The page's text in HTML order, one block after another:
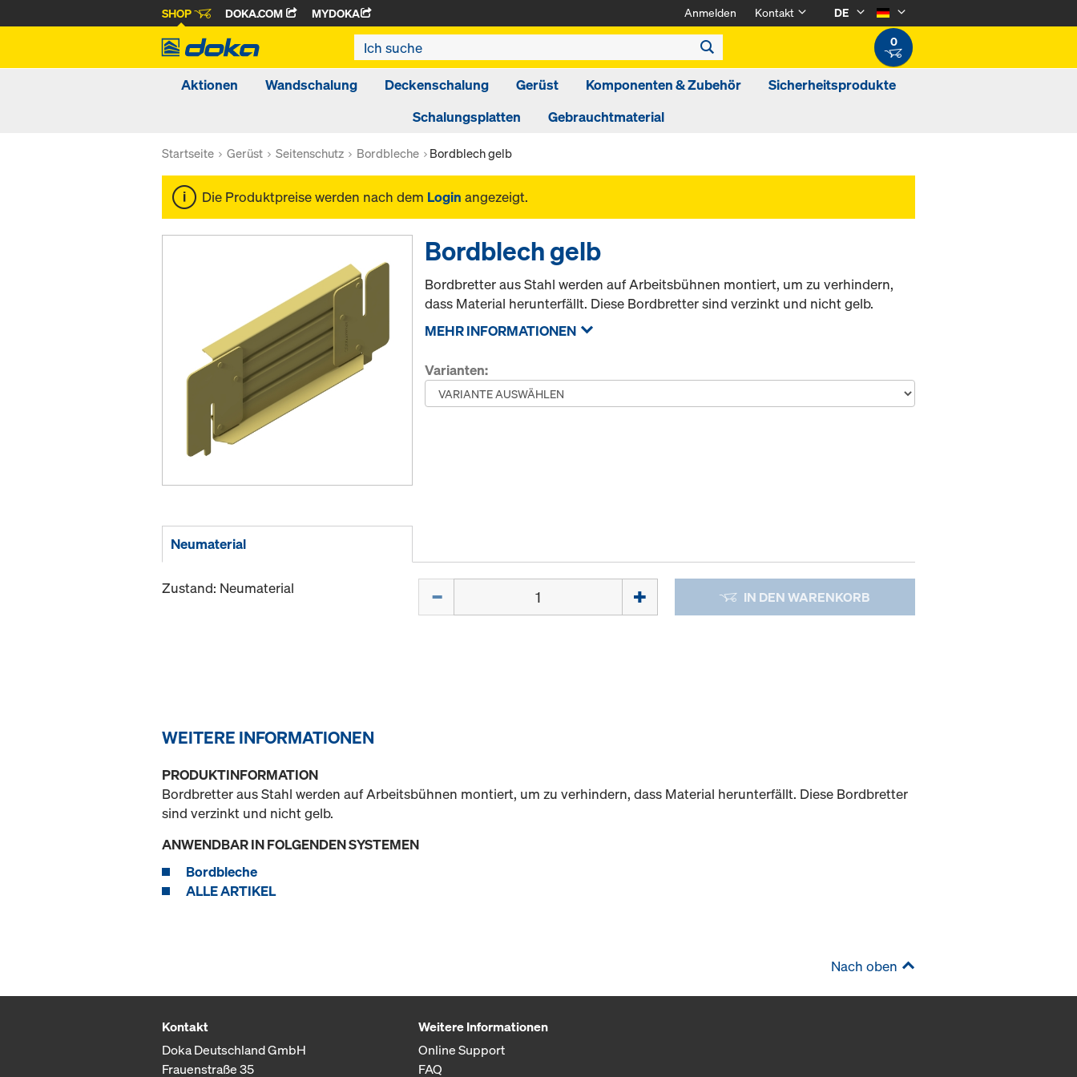
SHOP DOKA.COM MYDOKA Anmelden Kontakt
DE
0
Aktionen Wandschalung Deckenschalung Gerüst Komponenten & Zubehör
Sicherheitsprodukte
Schalungsplatten
Gebrauchtmaterial
Startseite Gerüst Seitenschutz Bordbleche Bordblech gelb
Die Produktpreise werden nach dem Login angezeigt.
Bordblech gelb
Bordbretter aus Stahl werden auf Arbeitsbühnen montiert, um zu verhindern,
dass Material herunterfällt. Diese Bordbretter sind verzinkt und nicht gelb.
MEHR INFORMATIONEN
Varianten:
Neumaterial
Zustand: Neumaterial IN DEN WARENKORB
WEITERE INFORMATIONEN
PRODUKTINFORMATION
Bordbretter aus Stahl werden auf Arbeitsbühnen montiert, um zu verhindern, dass Material herunterfällt. Diese Bordbretter
sind verzinkt und nicht gelb.
ANWENDBAR IN FOLGENDEN SYSTEMEN
Bordbleche
ALLE ARTIKEL
Nach oben
Kontakt
Doka Deutschland GmbH
Frauenstraße 35
Weitere Informationen
Online Support
FAQ